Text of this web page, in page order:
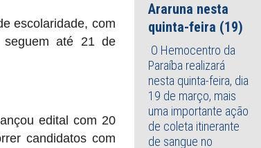
escolaridade, com
seguem até 21 de
edital com 20
candidatos com
Araruna nesta
quinta-feira (19)
O Hemocentro da
Paraíba realizará
nesta quinta-feira, dia
19 de março, mais
uma importante ação
de coleta itinerante
de sangue no